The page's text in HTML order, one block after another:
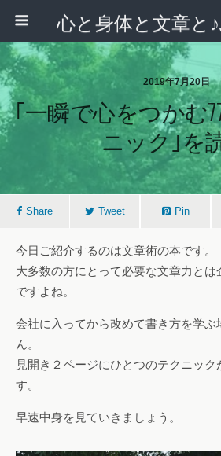
2019年7月20日
｢一瞬で心をつかむ
ニック｣を
Share Tweet Pin
今日ご紹介するのは文章術の本です。
大多数の方にとって必要な文章力と
ですよね。
会社に入ってから改めて書き方を学ぶ
ん。
見開き２ページにひとつのテクニック
す。
早速中身を見ていきましょう。